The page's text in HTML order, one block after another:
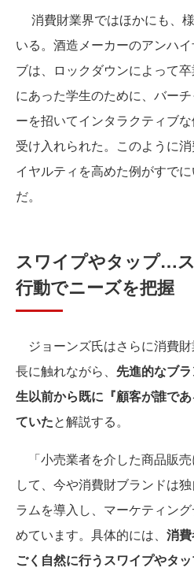
消費財業界ではほかにも、
いる。酒造メーカーのアンハ
ブは、ロックダウンによって
にあった学生のために、バー
ーを招いてインタラクティブ
受け入れられた。このように
イヤルティを高めた例がすで
だ。
スワイプやタップ…
行動でニーズを把握
ジョーンズ氏はさらに消費
長に触れながら、 先進的なブ
生以前から既に『顧客が誰で
ていたと解説する。
「小売業者を介した商品販
して、今や消費財ブランドは
ラムを導入し、マーケティン
めています。具体的には、 消
ごく自然に行うスワイプやタ